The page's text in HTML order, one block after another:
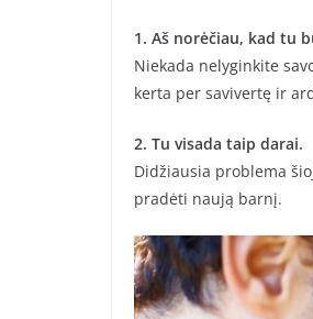
1. Aš norėčiau, kad tu
Niekada nelyginkite
kerta per savivertę ir
2. Tu visada taip darai.
Didžiausia problema
pradėti naują barnį.